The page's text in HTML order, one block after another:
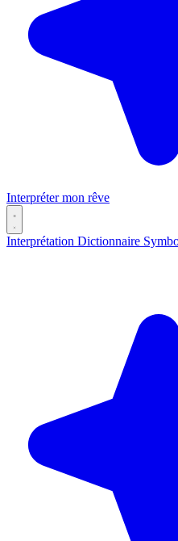
Interpréter mon rêve
Interprétation Dictionnaire